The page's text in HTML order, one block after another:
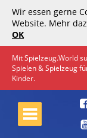
Wir essen gerne
Website. Mehr
OK
Mit Spielzeug.World
Spielen & Spielzeug
Kinder.